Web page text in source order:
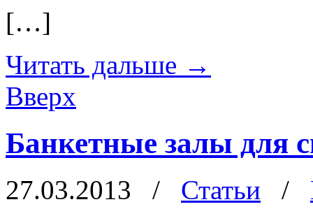
[…]
Читать дальше →
Вверх
Банкетные залы для
27.03.2013 / Статьи /